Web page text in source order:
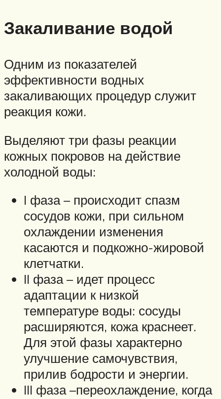
Закаливание водой
Одним из показателей
эффективности водных
закаливающих процедур служит
реакция кожи.
Выделяют три фазы реакции
кожных покровов на действие
холодной воды:
I фаза – происходит спазм
сосудов кожи, при сильном
охлаждении изменения
касаются и подкожно-жировой
клетчатки.
II фаза – идет процесс
адаптации к низкой
температуре воды: сосуды
расширяются, кожа краснеет.
Для этой фазы характерно
улучшение самочувствия,
прилив бодрости и энергии.
III фаза –переохлаждение, когда